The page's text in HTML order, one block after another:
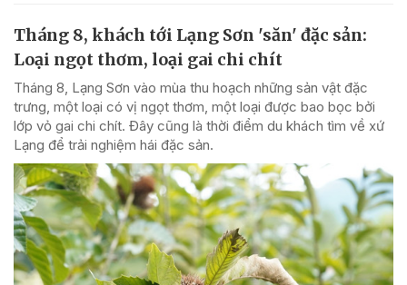
Tháng 8, khách tới Lạng Sơn 'săn' đặc sản:
Loại ngọt thơm, loại gai chi chít
Tháng 8, Lạng Sơn vào mùa thu hoạch những sản vật đặc
trưng, một loại có vị ngọt thơm, một loại được bao bọc bởi
lớp vỏ gai chi chít. Đây cũng là thời điểm du khách tìm về xứ
Lạng để trải nghiệm hái đặc sản.